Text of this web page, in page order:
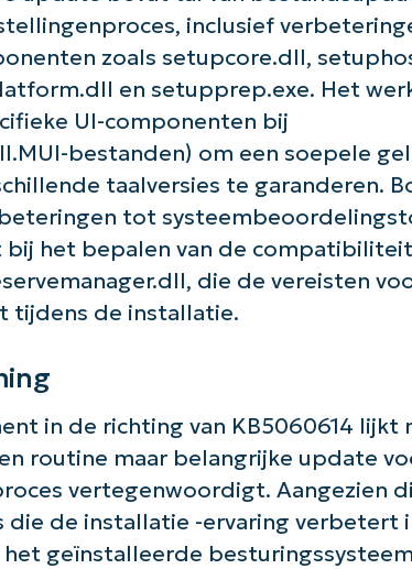
inclusief
zoals setupcore.dll,
en setupprep.exe. Het
UI-componenten bij
bestanden) om een soepele
taalversies te garanderen.
tot
het bepalen van de
die de vereisten
tijdens de installatie.
in de richting van KB5060614 lijkt
routine maar belangrijke update
vertegenwoordigt. Aangezien
die de installatie -ervaring verbetert
geïnstalleerde
Aan de slag met NinjaOne
First
and
last
Land